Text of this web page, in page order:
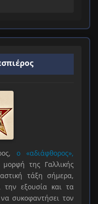
ο «αδιάφθορος»,
της Γαλλικής
τάξη σήμερα,
την εξουσία και τα
συκοφαντήσει τον